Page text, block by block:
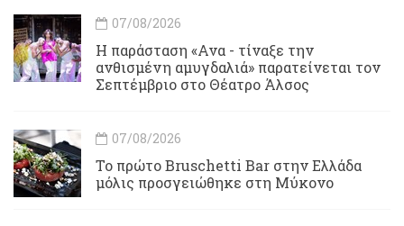
07/08/2026
Η παράσταση «Ανα - τίναξε την
ανθισμένη αμυγδαλιά» παρατείνεται τον
Σεπτέμβριο στο Θέατρο Άλσος
07/08/2026
Το πρώτο Bruschetti Bar στην Ελλάδα
μόλις προσγειώθηκε στη Μύκονο